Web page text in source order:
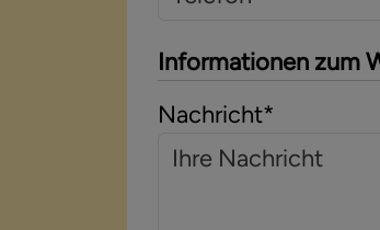
Informationen zum
Nachricht*